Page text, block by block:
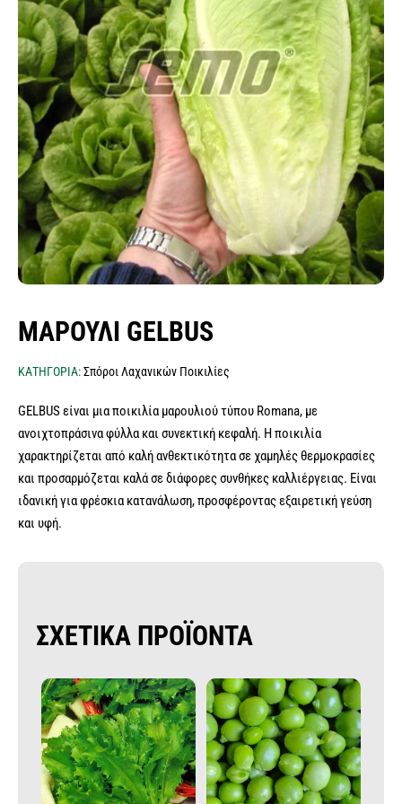
ποικιλιών λαχανικών
σπόροι αρωματικών & βότανα
σπόροι βιομηχανίας τροφίμων
κοκκάρι σποράς
σκόρδο σποράς
σπόροι δημητριακών
πατατόσπορος
σπόροι baby leaf μicro green εdible flowers
σπόροι λειμώνες - μίγματα
ΜΑΡΟΥΛΙ GELBUS
ΚΑΤΗΓΟΡΙΑ:Σπόροι Λαχανικών Ποικιλίες
GELBUS είναι μια ποικιλία μαρουλιού τύπου Romana, με
ανοιχτοπράσινα φύλλα και συνεκτική κεφαλή. Η ποικιλία
χαρακτηρίζεται από καλή ανθεκτικότητα σε χαμηλές θερμοκρασίες
και προσαρμόζεται καλά σε διάφορες συνθήκες καλλιέργειας. Είναι
ιδανική για φρέσκια κατανάλωση, προσφέροντας εξαιρετική γεύση
και υφή.
ΣΧΕΤΙΚΑ ΠΡΟΪΟΝΤΑ